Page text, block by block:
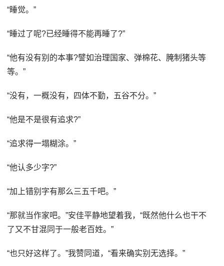
“睡觉。”
“睡过了呢?已经睡得不能再睡了?”
“他有没有别的本事?譬如治理国家、弹棉花、腌制猪头等
等。”
“没有，一概没有，四体不勤，五谷不分。”
“他是不是很有追求?”
“追求得一塌糊涂。”
“他认多少字?”
“加上错别字有那么三五千吧。”
“那就当作家吧。”安佳平静地望着我，“既然他什么也干不
了又不甘混同于一般老百姓。”
“也只好这样了。”我赞同道，“看来确实别无选择。”